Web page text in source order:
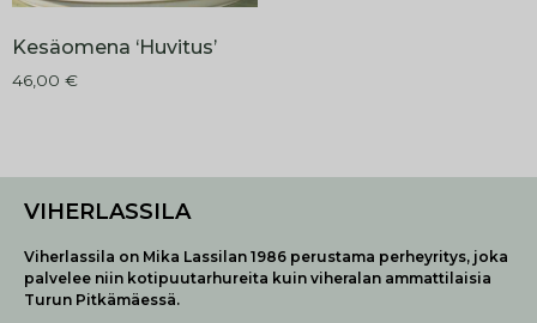
Kesäomena ‘Huvitus’
46,00 €
VIHERLASSILA
Viherlassila on Mika Lassilan 1986 perustama perheyritys, joka
palvelee niin kotipuutarhureita kuin viheralan ammattilaisia
Turun Pitkämäessä.